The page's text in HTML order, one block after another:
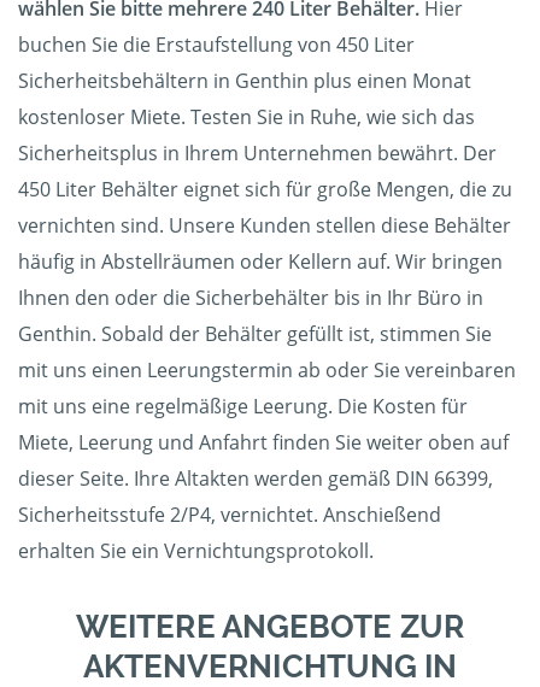
wählen Sie bitte mehrere 240 Liter Behälter. Hier
buchen Sie die Erstaufstellung von 450 Liter
Sicherheitsbehältern in Genthin plus einen Monat
kostenloser Miete. Testen Sie in Ruhe, wie sich das
Sicherheitsplus in Ihrem Unternehmen bewährt. Der
450 Liter Behälter eignet sich für große Mengen, die zu
vernichten sind. Unsere Kunden stellen diese Behälter
häufig in Abstellräumen oder Kellern auf. Wir bringen
Ihnen den oder die Sicherbehälter bis in Ihr Büro in
Genthin. Sobald der Behälter gefüllt ist, stimmen Sie
mit uns einen Leerungstermin ab oder Sie vereinbaren
mit uns eine regelmäßige Leerung. Die Kosten für
Miete, Leerung und Anfahrt finden Sie weiter oben auf
dieser Seite. Ihre Altakten werden gemäß DIN 66399,
Sicherheitsstufe 2/P4, vernichtet. Anschießend
erhalten Sie ein Vernichtungsprotokoll.
WEITERE ANGEBOTE ZUR
AKTENVERNICHTUNG IN